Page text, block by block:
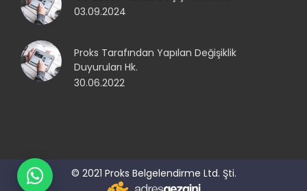
03.09.2024
Proks Tarafından Yapılan Değişiklik
Duyuruları Hk.
30.06.2022
© 2021 Proks Belgelendirme Ltd. Şti.